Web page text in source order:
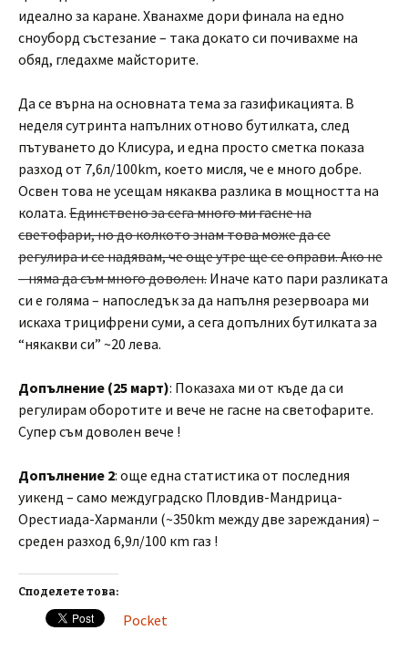
идеално за каране. Хванахме дори финала на едно
сноуборд състезание – така докато си почивахме на
обяд, гледахме майсторите.
Да се върна на основната тема за газификацията. В
неделя сутринта напълних отново бутилката, след
пътуването до Клисура, и една просто сметка показа
разход от 7,6л/100km, което мисля, че е много добре.
Освен това не усещам някаква разлика в мощността на
колата. Единствено за сега много ми гасне на
светофари, но до колкото знам това може да се
регулира и се надявам, че още утре ще се оправи. Ако не
– няма да съм много доволен. Иначе като пари разликата
си е голяма – напоследък за да напълня резервоара ми
искаха трицифрени суми, а сега допълних бутилката за
“някакви си” ~20 лева.
Допълнение (25 март): Показаха ми от къде да си
регулирам оборотите и вече не гасне на светофарите.
Супер съм доволен вече !
Допълнение 2: още една статистика от последния
уикенд – само междуградско Пловдив-Мандрица-
Орестиада-Харманли (~350km между две зареждания) –
среден разход 6,9л/100 кm газ !
Споделете това:
Pocket